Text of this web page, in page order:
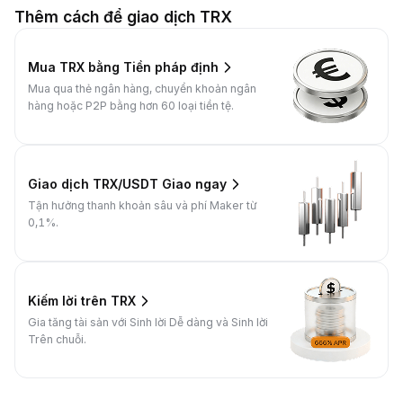
Thêm cách để giao dịch TRX
Mua TRX bằng Tiền pháp định
Mua qua thẻ ngân hàng, chuyển khoản ngân
hàng hoặc P2P bằng hơn 60 loại tiền tệ.
Giao dịch TRX/USDT Giao ngay
Tận hưởng thanh khoản sâu và phí Maker từ
0,1%.
Kiếm lời trên TRX
Gia tăng tài sản với Sinh lời Dễ dàng và Sinh lời
Trên chuỗi.